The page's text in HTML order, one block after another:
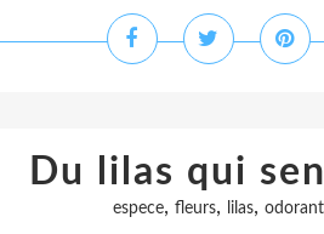
Du lilas qui
espece, fleurs, lilas, odorant